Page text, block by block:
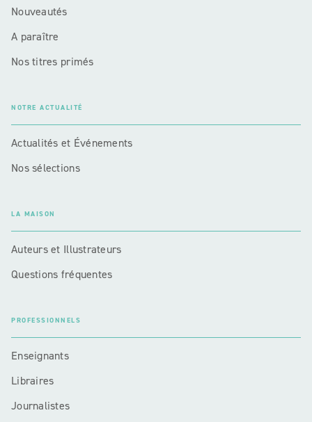
Nouveautés
A paraître
Nos titres primés
NOTRE ACTUALITÉ
Actualités et Événements
Nos sélections
LA MAISON
Auteurs et Illustrateurs
Questions fréquentes
PROFESSIONNELS
Enseignants
Libraires
Journalistes